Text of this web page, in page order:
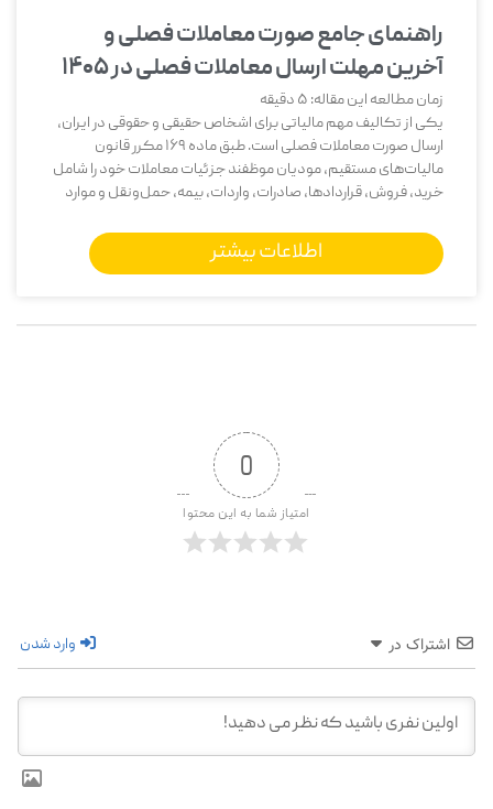
راهنمای جامع صورت معاملات فصلی و
آخرین مهلت ارسال معاملات فصلی در ۱۴۰۵
زمان مطالعه این مقاله: 5 دقیقه
یکی از تکالیف مهم مالیاتی برای اشخاص حقیقی و حقوقی در ایران،
ارسال صورت معاملات فصلی است. طبق ماده 169 مکرر قانون
مالیات‌های مستقیم، مودیان موظفند جزئیات معاملات خود را شامل
خرید، فروش، قراردادها، صادرات، واردات، بیمه، حمل‌ونقل و موارد
اطلاعات بیشتر
0
امتیاز شما به این محتوا
اشتراک در وارد شدن